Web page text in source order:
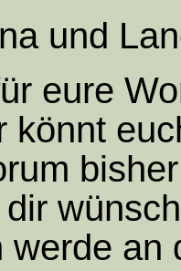
und
eure
könnt
werde an